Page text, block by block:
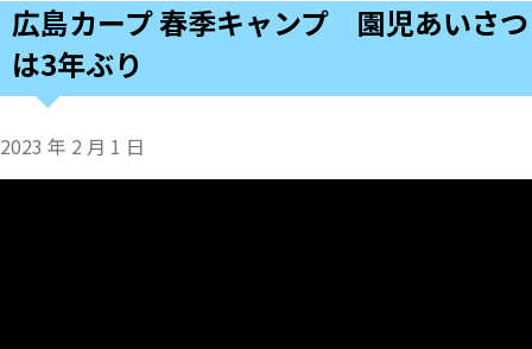
広島カープ 春季キャンプ 園児あいさつ
は3年ぶり
2023 年 2 月 1 日